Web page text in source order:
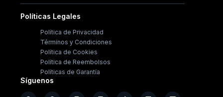
Políticas Legales
Política de Privacidad
Términos y Condiciones
Política de Cookies
Política de Reembolsos
Políticas de Garantía
Síguenos